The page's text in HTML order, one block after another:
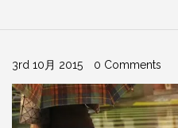
3rd 10月 2015 0 Comments